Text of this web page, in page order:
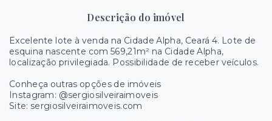
Descrição do imóvel
Excelente lote à venda na Cidade Alpha, Ceará 4. Lote de
esquina nascente com 569,21m² na Cidade Alpha,
localização privilegiada. Possibilidade de receber veículos.
Conheça outras opções de imóveis
Instagram: @sergiosilveiraimoveis
Site: sergiosilveiraimoveis.com